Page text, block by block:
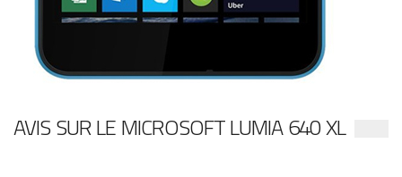
AVIS SUR LE MICROSOFT LUMIA 640 XL